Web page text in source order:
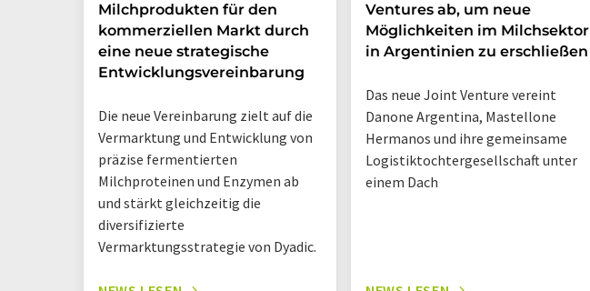
Milchprodukten für den
kommerziellen Markt durch
eine neue strategische
Entwicklungsvereinbarung
Die neue Vereinbarung zielt auf die
Vermarktung und Entwicklung von
präzise fermentierten
Milchproteinen und Enzymen ab
und stärkt gleichzeitig die
diversifizierte
Vermarktungsstrategie von Dyadic.
Ventures ab, um neue
Möglichkeiten im Milchsektor
in Argentinien zu erschließen
Das neue Joint Venture vereint
Danone Argentina, Mastellone
Hermanos und ihre gemeinsame
Logistiktochtergesellschaft unter
einem Dach